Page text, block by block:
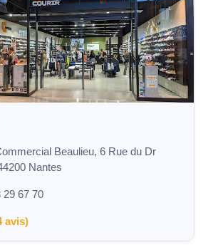
Beaulieu, 6 Rue du Dr
Nantes
29 67 70
avis)